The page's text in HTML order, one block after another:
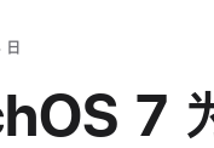
7